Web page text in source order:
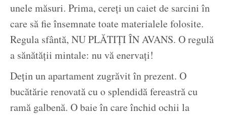
unele măsuri. Prima, cereți un caiet de sarcini în
care să fie însemnate toate materialele folosite.
Regula sfântă, NU PLĂTIȚI ÎN AVANS. O regulă
a sănătății mintale: nu vă enervați!
Dețin un apartament zugrăvit în prezent. O
bucătărie renovată cu o splendidă fereastră cu
ramă galbenă. O baie în care închid ochii la